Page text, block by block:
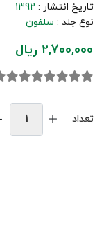
تاریخ انتشار : 1392
نوع جلد : سلفون
2,700,000 ریال
تعداد